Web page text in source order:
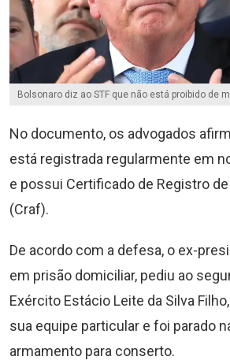
Bolsonaro diz ao STF que não está proibido de
No documento, os advogados
está registrada regularmente em
e possui Certificado de Registro
(Craf).
De acordo com a defesa, o ex-
em prisão domiciliar, pediu ao
Exército Estácio Leite da Silva
sua equipe particular e foi parado
armamento para conserto.